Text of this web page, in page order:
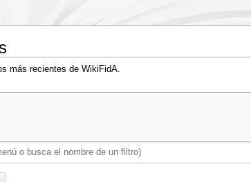
más recientes de WikiFidA.